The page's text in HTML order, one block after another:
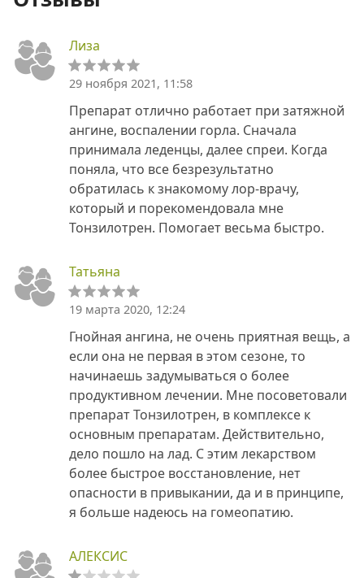
Лиза
29 ноября 2021, 11:58
Препарат отлично работает при затяжной
ангине, воспалении горла. Сначала
принимала леденцы, далее спреи. Когда
поняла, что все безрезультатно
обратилась к знакомому лор-врачу,
который и порекомендовала мне
Тонзилотрен. Помогает весьма быстро.
Татьяна
19 марта 2020, 12:24
Гнойная ангина, не очень приятная вещь, а
если она не первая в этом сезоне, то
начинаешь задумываться о более
продуктивном лечении. Мне посоветовали
препарат Тонзилотрен, в комплексе к
основным препаратам. Действительно,
дело пошло на лад. С этим лекарством
более быстрое восстановление, нет
опасности в привыкании, да и в принципе,
я больше надеюсь на гомеопатию.
АЛЕКСИС